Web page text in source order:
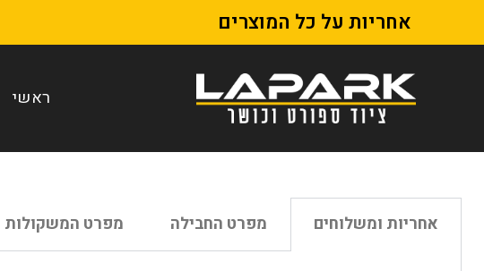
אחריות על כל המוצרים
ראשי
אחריות ומשלוחים מפרט החבילה מפרט המשקולות